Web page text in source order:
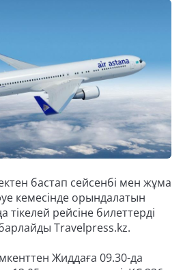
бастап сейсенбі мен жұма
кемесінде орындалатын
рейсіне билеттерді
Travelpress.kz.
Жиддаға 09.30-да